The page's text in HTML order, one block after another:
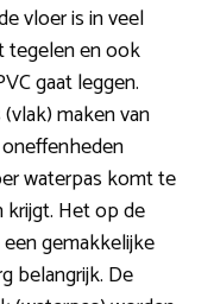
vloer is in veel
tegelen en ook
gaat leggen.
maken van
waterpas komt te
krijgt. Het op de
gemakkelijke
belangrijk. De